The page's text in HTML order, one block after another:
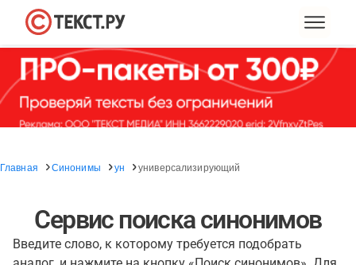
Главная Синонимы ун универсализирующий
Сервис поиска синонимов
Введите слово, к которому требуется подобрать